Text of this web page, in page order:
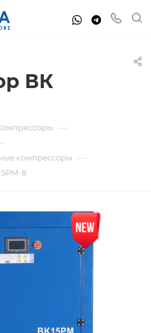
ВК
—
компрессоры —
8